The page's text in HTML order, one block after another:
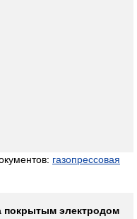
газопрессовая
покрытым электродом